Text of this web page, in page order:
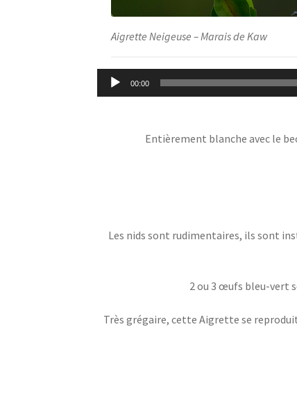
Aigrette Neigeuse – Marais de Kaw
Lecteur
audio
00:00
Entièrement blanche avec le
Les nids sont rudimentaires, ils sont
2 ou 3 œufs bleu-vert
Très grégaire, cette Aigrette se